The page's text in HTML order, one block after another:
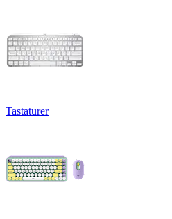
Tastaturer